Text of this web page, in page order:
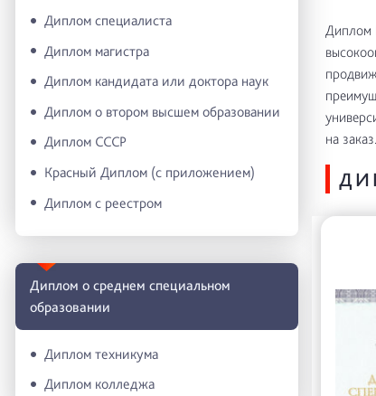
Диплом специалиста
Диплом магистра
Диплом кандидата или доктора наук
Диплом о втором высшем образовании
Диплом СССР
Красный Диплом (с приложением)
Диплом с реестром
Диплом о среднем специальном
образовании
Диплом техникума
Диплом колледжа
Диплом
на заказ.